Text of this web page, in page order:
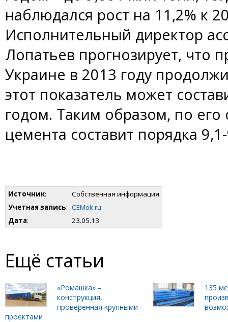
наблюдался рост на 11,2% к
Исполнительный директор
Лопатьев прогнозирует, что
Украине в 2013 году
этот показатель может
годом. Таким образом, по его
цемента составит порядка
Источник:
Собственная информация
Учетная запись: CEMok.ru
Дата: 23.05.13
Ещё статьи
«Ромашка» –
конструкция,
проверенная крупными
проектами
135